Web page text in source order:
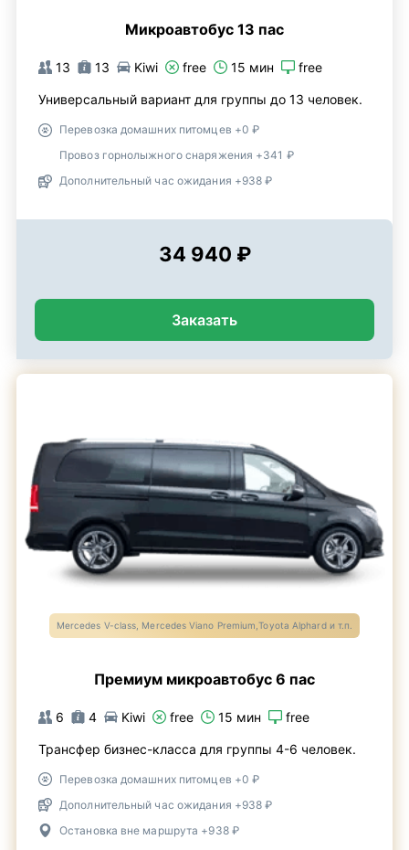
Микроавтобус 13 пас
13 13 Kiwi free 15 мин free
Универсальный вариант для группы до 13 человек.
Перевозка домашних питомцев +0 ₽
Провоз горнолыжного снаряжения +341 ₽
Дополнительный час ожидания +938 ₽
34 940 ₽
Заказать
Mercedes V-class, Mercedes Viano Premium,Toyota Alphard и т.п.
Премиум микроавтобус 6 пас
6 4 Kiwi free 15 мин free
Трансфер бизнес-класса для группы 4-6 человек.
Перевозка домашних питомцев +0 ₽
Дополнительный час ожидания +938 ₽
Остановка вне маршрута +938 ₽